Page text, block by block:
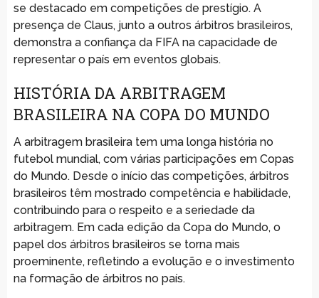
se destacado em competições de prestígio. A
presença de Claus, junto a outros árbitros brasileiros,
demonstra a confiança da FIFA na capacidade de
representar o país em eventos globais.
HISTÓRIA DA ARBITRAGEM
BRASILEIRA NA COPA DO MUNDO
A arbitragem brasileira tem uma longa história no
futebol mundial, com várias participações em Copas
do Mundo. Desde o início das competições, árbitros
brasileiros têm mostrado competência e habilidade,
contribuindo para o respeito e a seriedade da
arbitragem. Em cada edição da Copa do Mundo, o
papel dos árbitros brasileiros se torna mais
proeminente, refletindo a evolução e o investimento
na formação de árbitros no país.